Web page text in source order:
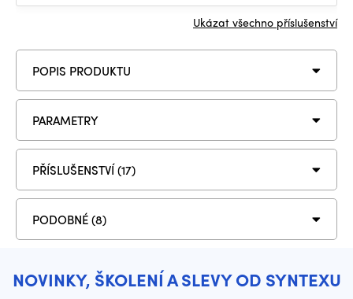
Ukázat všechno příslušenství
POPIS PRODUKTU
PARAMETRY
PŘÍSLUŠENSTVÍ (17)
PODOBNÉ (8)
NOVINKY, ŠKOLENÍ A SLEVY OD SYNTEXU